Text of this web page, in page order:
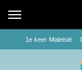
1e keer Maleisië